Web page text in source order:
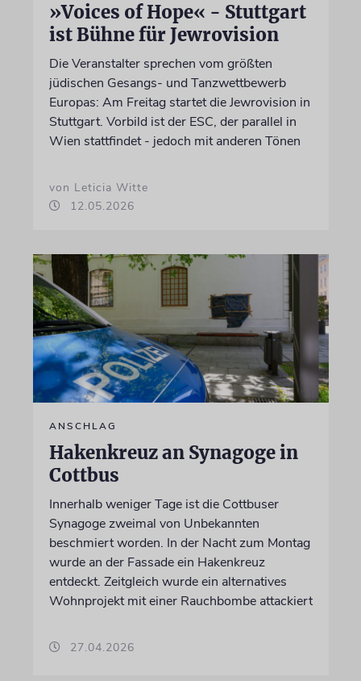
»Voices of Hope« - Stuttgart
ist Bühne für Jewrovision
Die Veranstalter sprechen vom größten
jüdischen Gesangs- und Tanzwettbewerb
Europas: Am Freitag startet die Jewrovision in
Stuttgart. Vorbild ist der ESC, der parallel in
Wien stattfindet - jedoch mit anderen Tönen
von Leticia Witte
12.05.2026
ANSCHLAG
Hakenkreuz an Synagoge in
Cottbus
Innerhalb weniger Tage ist die Cottbuser
Synagoge zweimal von Unbekannten
beschmiert worden. In der Nacht zum Montag
wurde an der Fassade ein Hakenkreuz
entdeckt. Zeitgleich wurde ein alternatives
Wohnprojekt mit einer Rauchbombe attackiert
27.04.2026